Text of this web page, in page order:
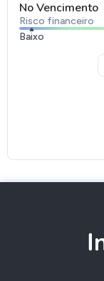
No Vencimento
Risco financeiro
Baixo